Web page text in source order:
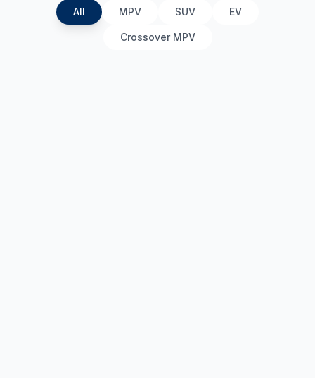
All MPV SUV EV
Crossover MPV